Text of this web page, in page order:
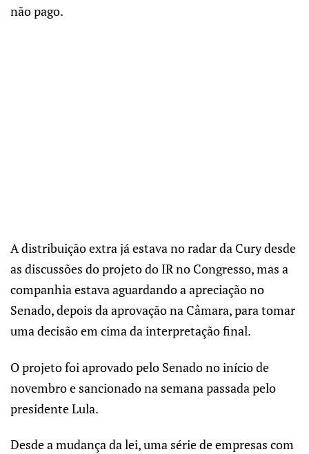
não pago.
A distribuição extra já estava no radar da Cury desde
as discussões do projeto do IR no Congresso, mas a
companhia estava aguardando a apreciação no
Senado, depois da aprovação na Câmara, para tomar
uma decisão em cima da interpretação final.
O projeto foi aprovado pelo Senado no início de
novembro e sancionado na semana passada pelo
presidente Lula.
Desde a mudança da lei, uma série de empresas com